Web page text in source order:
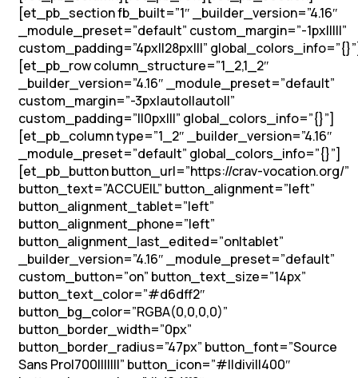
[et_pb_section fb_built=”1″ _builder_version=”4.16″
_module_preset=”default” custom_margin=”-1px|||||”
custom_padding=”4px||28px|||”
[et_pb_row column_structure=”1_2,1_2″
_builder_version=”4.16″ _module_preset=”default”
custom_margin=”-3px|auto||auto||”
custom_padding=”||0px|||” global_colors_info=”{}”]
[et_pb_column type=”1_2″ _builder_version=”4.16″
_module_preset=”default” global_colors_info=”{}”]
[et_pb_button button_url=”https://crav-vocation.org/”
button_text=”ACCUEIL” button_alignment=”left”
button_alignment_tablet=”left”
button_alignment_phone=”left”
button_alignment_last_edited=”on|tablet”
_builder_version=”4.16″ _module_preset=”default”
custom_button=”on” button_text_size=”14px”
button_text_color=”#d6dff2″
button_bg_color=”RGBA(0,0,0,0)”
button_border_width=”0px”
button_border_radius=”47px” button_font=”Source
Sans Pro|700|||||||” button_icon=”#||divi||400″